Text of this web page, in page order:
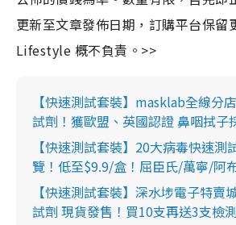
更新至文章發佈日期，訂購平台保留
Lifestyle 概不負責。>>
【快速測試套裝】masklab全線分
試劑！獲歐盟、英國認證 鼻咽拭子
【快速測試套裝】20大病毒快速測
覽！低至$9.9/盒！屈臣氏/萬寧/阿
【快速測試套裝】深水埗電子特賣
試劑 現貨發售！買10支再送3支檢